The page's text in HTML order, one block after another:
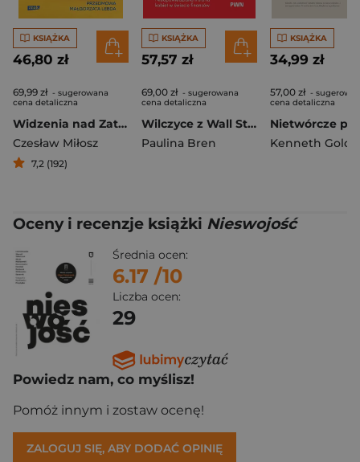
KSIĄŻKA
46,80 zł
69,99 zł - sugerowana
cena detaliczna
Widzenia nad Zatoką San Francisco
Czesław Miłosz
7,2 (192)
KSIĄŻKA
57,57 zł
69,00 zł - sugerowana
cena detaliczna
Wilczyce z Wall Street. Nieopowiedziana historia kobiet w świecie finansów
Paulina Bren
KSIĄŻKA
34,99 zł
57,00 zł -
cena detaliczna
Kenneth
Oceny i recenzje książki Nieswojość
Średnia ocen:
6.17 /10
Liczba ocen:
29
Powiedz nam, co myślisz!
Pomóż innym i zostaw ocenę!
ZALOGUJ SIĘ, ABY DODAĆ OPINIĘ